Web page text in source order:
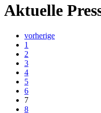
Aktuelle
vorherige
1
2
3
4
5
6
7
8